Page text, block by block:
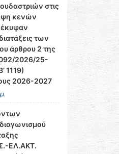
στις
κενών
των
άρθρου 2 της
2026/25-
1119)
2026-2027
ΕΛ.ΑΚΤ.